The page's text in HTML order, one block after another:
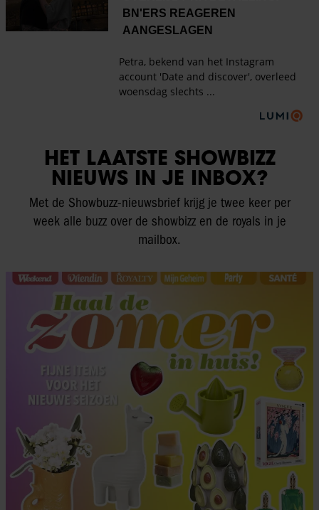
HET LAATSTE SHOWBIZZ
NIEUWS IN JE INBOX?
Met de Showbuzz-nieuwsbrief krijg je twee keer per
week alle buzz over de showbizz en de royals in je
mailbox.